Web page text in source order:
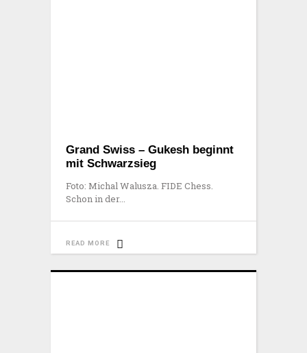
Grand Swiss – Gukesh beginnt
mit Schwarzsieg
Foto: Michal Walusza. FIDE Chess.
Schon in der
READ MORE